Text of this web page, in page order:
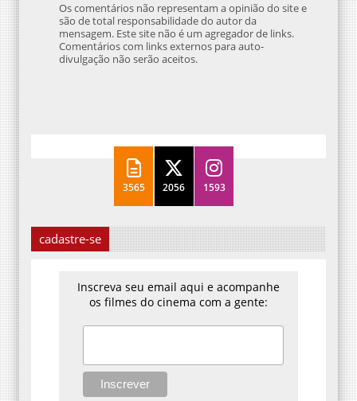
Os comentários não representam a opinião do site e
são de total responsabilidade do autor da
mensagem. Este site não é um agregador de links.
Comentários com links externos para auto-
divulgação não serão aceitos.
3565 2056 1593
cadastre-se
Inscreva seu email aqui e acompanhe
os filmes do cinema com a gente: